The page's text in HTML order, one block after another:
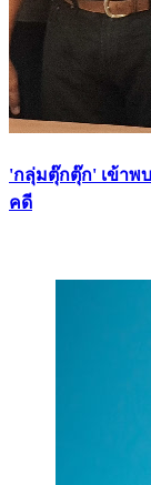
'กลุ่มตุ๊กตุ๊ก' เข้าพ
คดี